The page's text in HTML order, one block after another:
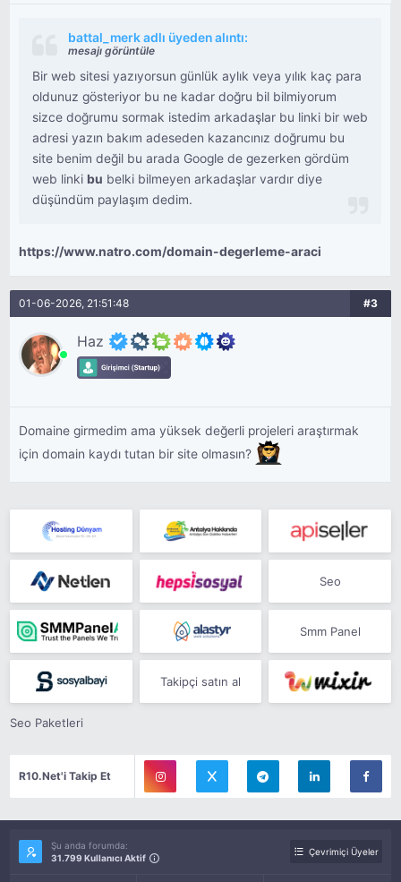
battal_merk adlı üyeden alıntı:
mesajı görüntüle
Bir web sitesi yazıyorsun günlük aylık veya yılık kaç para
oldunuz gösteriyor bu ne kadar doğru bil bilmiyorum
sizce doğrumu sormak istedim arkadaşlar bu linki bir web
adresi yazın bakım adeseden kazancınız doğrumu bu
site benim değil bu arada Google de gezerken gördüm
web linki bu belki bilmeyen arkadaşlar vardır diye
düşündüm paylaşım dedim.
https://www.natro.com/domain-degerleme-araci
01-06-2026, 21:51:48 #3
Haz
Domaine girmedim ama yüksek değerli projeleri araştırmak
için domain kaydı tutan bir site olmasın?
Seo
Smm Panel
Takipçi satın al
Seo Paketleri
R10.Net'i Takip Et
Şu anda forumda:
31.799 Kullanıcı Aktif
Çevrimiçi Üyeler